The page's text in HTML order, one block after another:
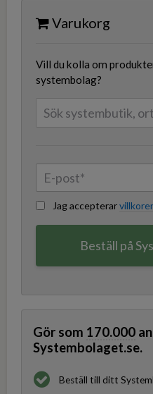
Varukorg
Vill du kolla om
systembolag?
Jag accepterar
Beställ på
Gör som 170.000
Systembolaget.se.
Beställ till ditt